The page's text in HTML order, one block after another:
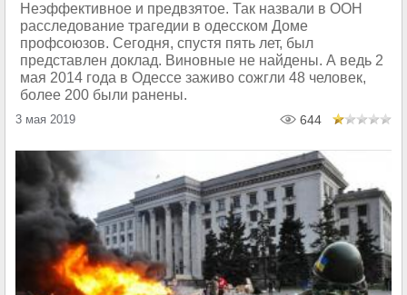
Неэффективное и предвзятое. Так назвали в ООН
расследование трагедии в одесском Доме
профсоюзов. Сегодня, спустя пять лет, был
представлен доклад. Виновные не найдены. А ведь 2
мая 2014 года в Одессе заживо сожгли 48 человек,
более 200 были ранены.
3 мая 2019 644